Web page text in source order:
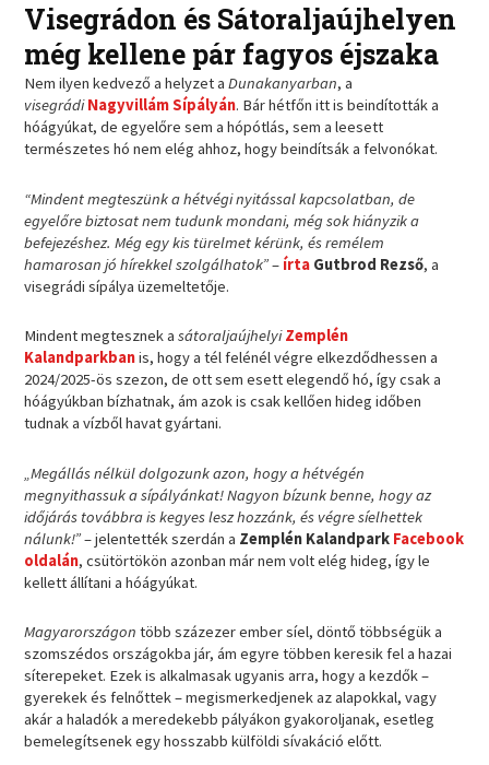
Visegrádon és Sátoraljaújhelyen
még kellene pár fagyos éjszaka
Nem ilyen kedvező a helyzet aDunakanyarban, a
visegrádi Nagyvillám Sípályán. Bár hétfőn itt is beindították a
hóágyúkat, de egyelőre sem a hópótlás, sem a leesett
természetes hó nem elég ahhoz, hogy beindítsák a felvonókat.
“Mindent megteszünk a hétvégi nyitással kapcsolatban, de
egyelőre biztosat nem tudunk mondani, még sok hiányzik a
befejezéshez. Még egy kis türelmet kérünk, és remélem
hamarosan jó hírekkel szolgálhatok”– írta Gutbrod Rezső, a
visegrádi sípálya üzemeltetője.
Mindent megtesznek asátoraljaújhelyi Zemplén
Kalandparkbanis, hogy a tél felénél végre elkezdődhessen a
2024/2025-ös szezon, de ott sem esett elegendő hó, így csak a
hóágyúkban bízhatnak, ám azok is csak kellően hideg időben
tudnak a vízből havat gyártani.
„Megállás nélkül dolgozunk azon, hogy a hétvégén
megnyithassuk a sípályánkat! Nagyon bízunk benne, hogy az
időjárás továbbra is kegyes lesz hozzánk, és végre síelhettek
nálunk!”– jelentették szerdán a Zemplén Kalandpark Facebook
oldalán, csütörtökön azonban már nem volt elég hideg, így le
kellett állítani a hóágyúkat.
Magyarországon több százezer ember síel, döntő többségük a
szomszédos országokba jár, ám egyre többen keresik fel a hazai
síterepeket. Ezek is alkalmasak ugyanis arra, hogy a kezdők –
gyerekek és felnőttek – megismerkedjenek az alapokkal, vagy
akár a haladók a meredekebb pályákon gyakoroljanak, esetleg
bemelegítsenek egy hosszabb külföldi sívakáció előtt.